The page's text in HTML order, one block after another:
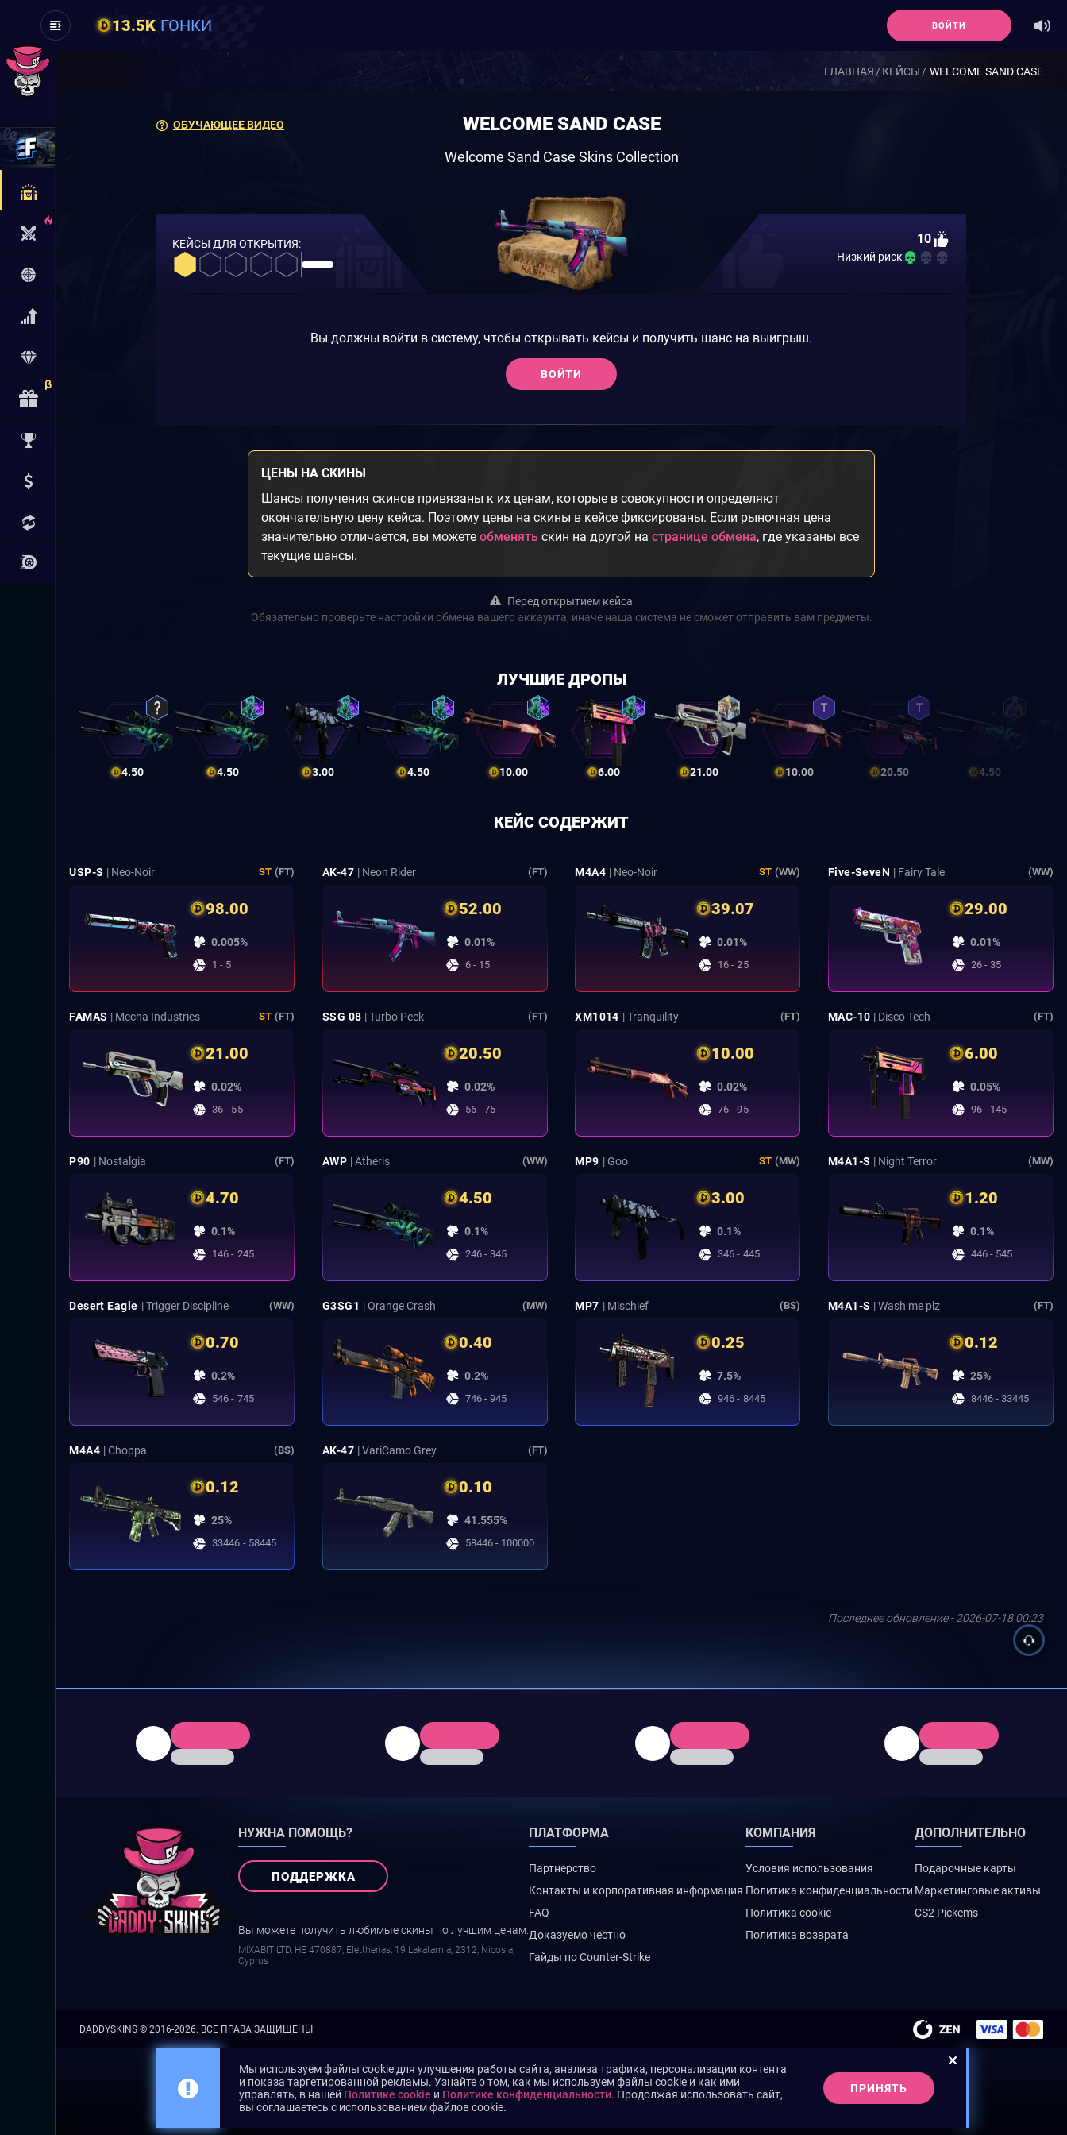
13.5K ГОНКИ ВОЙТИ
ГЛАВНАЯ КЕЙСЫ WELCOME SAND CASE
ОБУЧАЮЩЕЕ ВИДЕО WELCOME SAND CASE
Welcome Sand Case Skins Collection
КЕЙСЫ ДЛЯ ОТКРЫТИЯ: 10
Низкий риск
Вы должны войти в систему, чтобы открывать кейсы и получить шанс на выигрыш.
ВОЙТИ
ЦЕНЫ НА СКИНЫ
Шансы получения скинов привязаны к их ценам, которые в совокупности определяют
окончательную цену кейса. Поэтому цены на скины в кейсе фиксированы. Если рыночная цена
значительно отличается, вы можете обменять скин на другой на странице обмена, где указаны все
текущие шансы.
Перед открытием кейса
Обязательно проверьте настройки обмена вашего аккаунта, иначе наша система не сможет отправить вам предметы.
ЛУЧШИЕ ДРОПЫ
4.50 4.50 3.00 4.50 10.00 6.00 21.00 10.00 20.50 4.50
КЕЙС СОДЕРЖИТ
USP-S | Neo-Noir ST (FT)
98.00
0.005%
1 - 5
AK-47 | Neon Rider (FT)
52.00
0.01%
6 - 15
M4A4 | Neo-Noir ST (WW)
39.07
0.01%
16 - 25
Five-SeveN | Fairy Tale (WW)
29.00
0.01%
26 - 35
FAMAS | Mecha Industries ST (FT)
21.00
0.02%
36 - 55
SSG 08 | Turbo Peek (FT)
20.50
0.02%
56 - 75
XM1014 | Tranquility (FT)
10.00
0.02%
76 - 95
MAC-10 | Disco Tech (FT)
6.00
0.05%
96 - 145
P90 | Nostalgia (FT)
4.70
0.1%
146 - 245
AWP | Atheris (WW)
4.50
0.1%
246 - 345
MP9 | Goo ST (MW)
3.00
0.1%
346 - 445
M4A1-S | Night Terror (MW)
1.20
0.1%
446 - 545
Desert Eagle | Trigger Discipline (WW)
0.70
0.2%
546 - 745
G3SG1 | Orange Crash (MW)
0.40
0.2%
746 - 945
MP7 | Mischief (BS)
0.25
7.5%
946 - 8445
M4A1-S | Wash me plz (FT)
0.12
25%
8446 - 33445
M4A4 | Choppa (BS)
0.12
25%
33446 - 58445
AK-47 | VariCamo Grey (FT)
0.10
41.555%
58446 - 100000
Последнее обновление - 2026-07-18 00:23
НУЖНА ПОМОЩЬ?
ПОДДЕРЖКА
Вы можете получить любимые скины по лучшим ценам.
MIXABIT LTD, ΗΕ 470887, Elettherias, 19 Lakatamia, 2312, Nicosia,
Cyprus
ПЛАТФОРМА
Партнерство
Контакты и корпоративная информация
FAQ
Доказуемо честно
Гайды по Counter-Strike
КОМПАНИЯ
Условия использования
Политика конфиденциальности
Политика cookie
Политика возврата
ДОПОЛНИТЕЛЬНО
Подарочные карты
Маркетинговые активы
CS2 Pickems
DADDYSKINS © 2016-2026. ВСЕ ПРАВА ЗАЩИЩЕНЫ
Мы используем файлы cookie для улучшения работы сайта, анализа трафика, персонализации контента
и показа таргетированной рекламы. Узнайте о том, как мы используем файлы cookie и как ими
управлять, в нашей Политике cookie и Политике конфиденциальности. Продолжая использовать сайт,
вы соглашаетесь с использованием файлов cookie.
ПРИНЯТЬ